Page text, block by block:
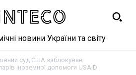
новини України та світу
суд США заблокував
іноземної допомоги USAID